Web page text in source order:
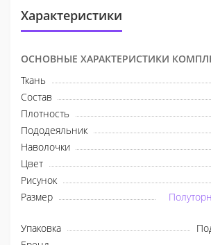
Характеристики
ОСНОВНЫЕ ХАРАКТЕРИСТИКИ
Ткань
Состав
Плотность
Пододеяльник
Наволочки
Цвет
Рисунок
Размер
Упаковка